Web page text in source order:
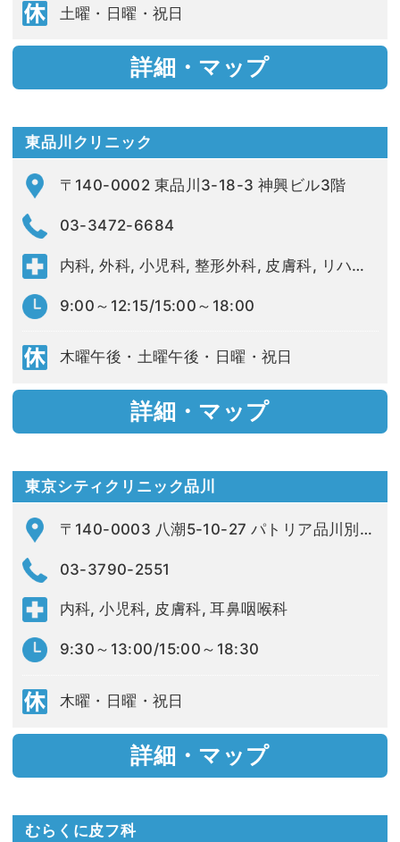
土曜・日曜・祝日
詳細・マップ
東品川クリニック
〒140-0002 東品川3-18-3 神興ビル3階
03-3472-6684
内科, 外科, 小児科, 整形外科, 皮膚科, リハビリテーション科
9:00～12:15/15:00～18:00
木曜午後・土曜午後・日曜・祝日
詳細・マップ
東京シティクリニック品川
〒140-0003 八潮5-10-27 パトリア品川別館 2F
03-3790-2551
内科, 小児科, 皮膚科, 耳鼻咽喉科
9:30～13:00/15:00～18:30
木曜・日曜・祝日
詳細・マップ
むらくに皮フ科